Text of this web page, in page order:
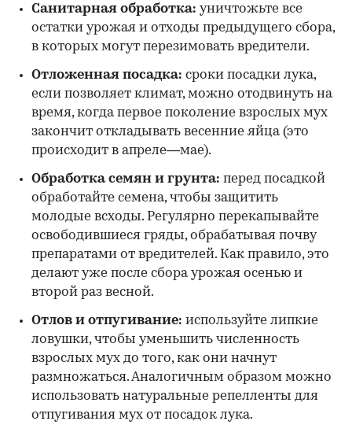
Санитарная обработка: уничтожьте все
остатки урожая и отходы предыдущего сбора,
в которых могут перезимовать вредители.
Отложенная посадка: сроки посадки лука,
если позволяет климат, можно отодвинуть на
время, когда первое поколение взрослых мух
закончит откладывать весенние яйца (это
происходит в апреле—мае).
Обработка семян и грунта: перед посадкой
обработайте семена, чтобы защитить
молодые всходы. Регулярно перекапывайте
освободившиеся гряды, обрабатывая почву
препаратами от вредителей. Как правило, это
делают уже после сбора урожая осенью и
второй раз весной.
Отлов и отпугивание: используйте липкие
ловушки, чтобы уменьшить численность
взрослых мух до того, как они начнут
размножаться. Аналогичным образом можно
использовать натуральные репелленты для
отпугивания мух от посадок лука.